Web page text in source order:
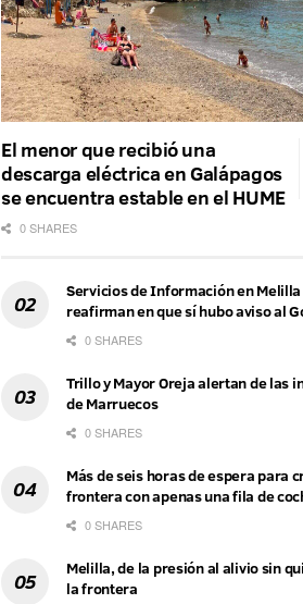
El menor que recibió una
descarga eléctrica en Galápagos
se encuentra estable en el HUME
0 SHARES
Servicios de Información en
reafirman en que sí hubo aviso al
0 SHARES
Trillo y Mayor Oreja alertan de las
de Marruecos
0 SHARES
Más de seis horas de espera para
frontera con apenas una fila de
0 SHARES
Melilla, de la presión al alivio sin
la frontera